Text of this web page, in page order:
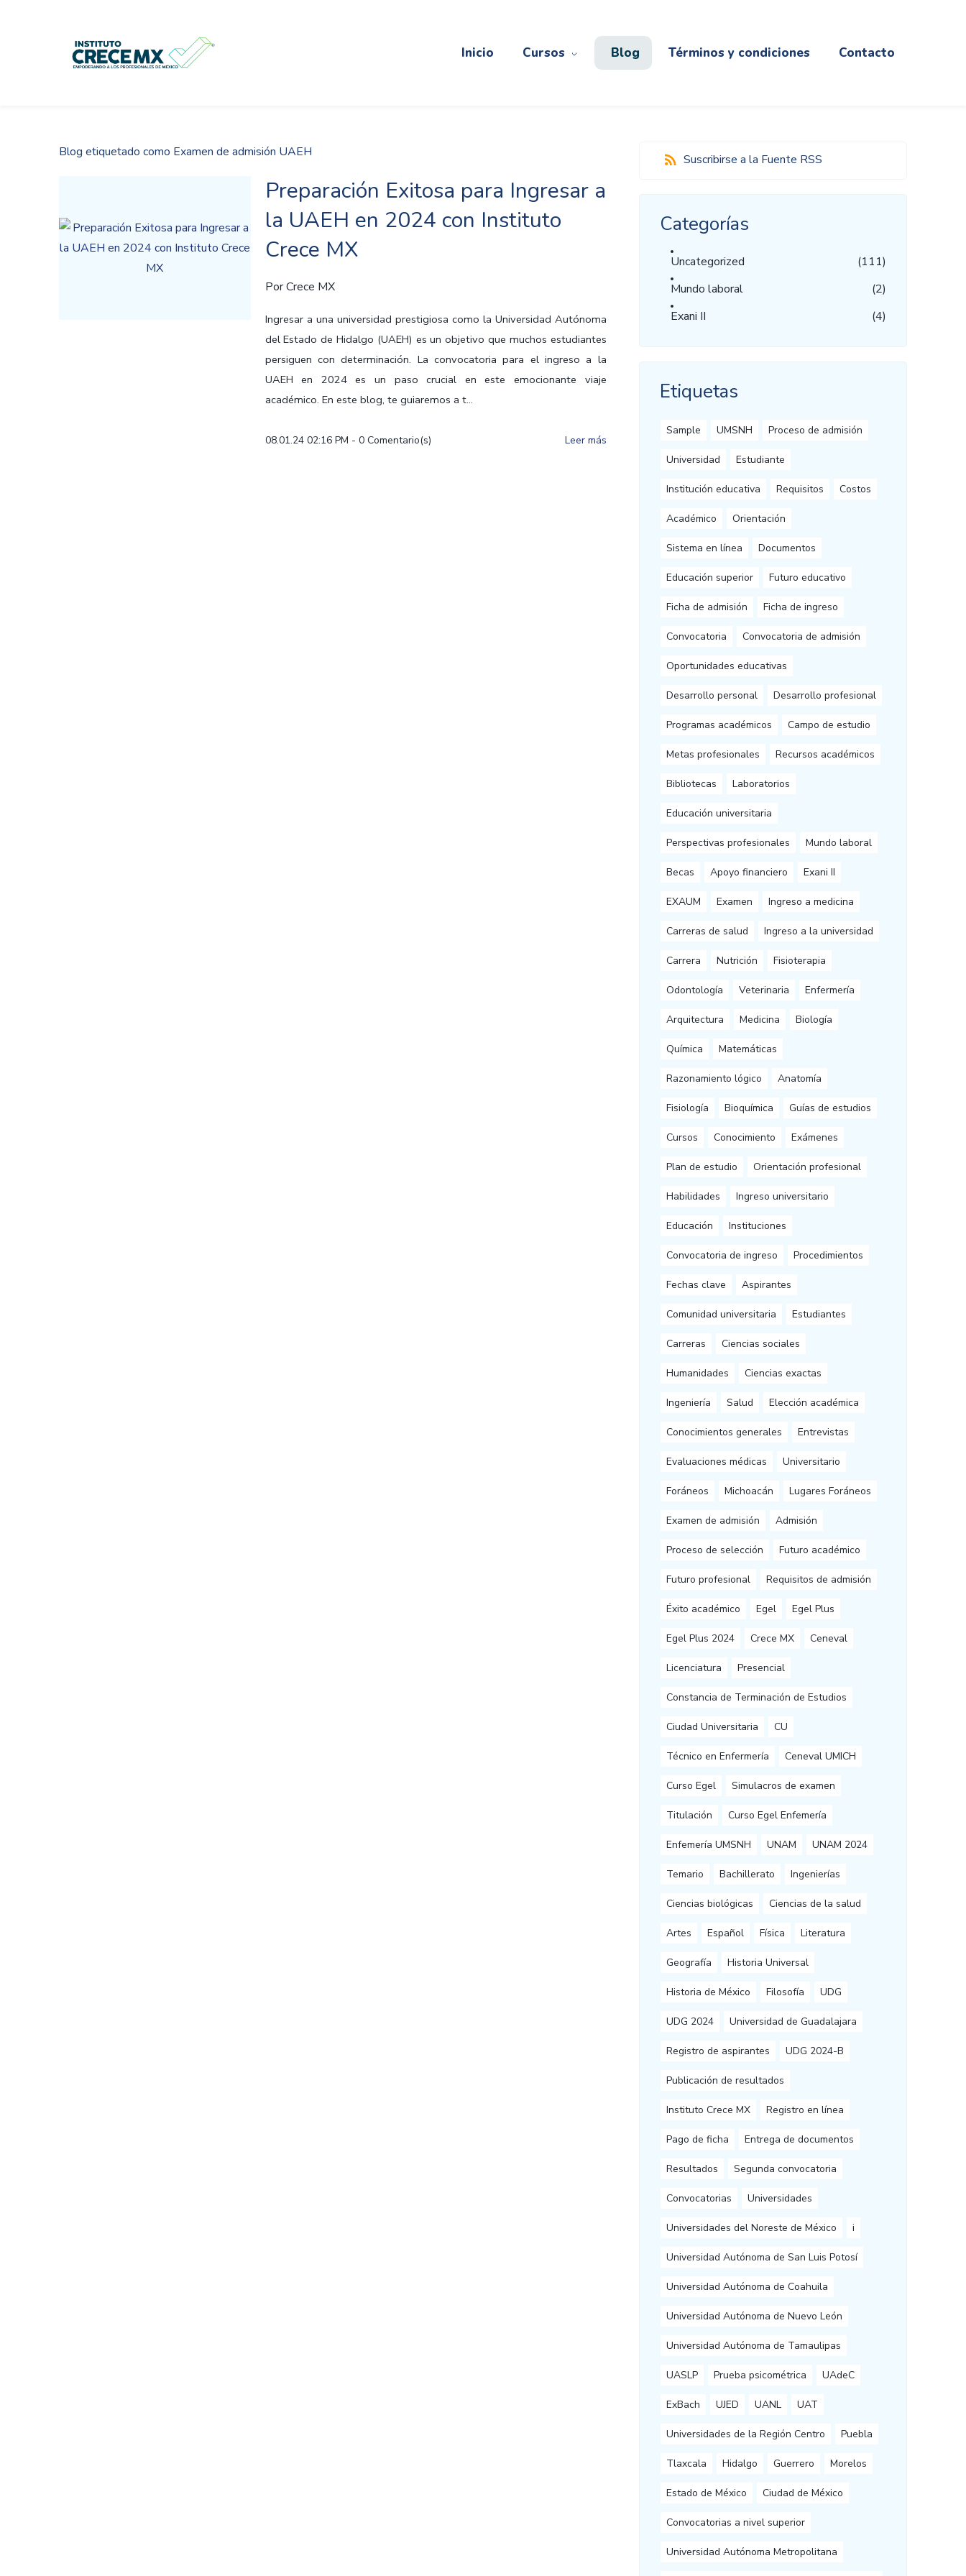
Inicio Cursos Blog Términos y condiciones Contacto
Blog etiquetado como Examen de admisión UAEH
Preparación Exitosa para Ingresar a
la UAEH en 2024 con Instituto
Crece MX
PorCrece MX
Ingresar a una universidad prestigiosa como la Universidad Autónoma
del Estado de Hidalgo (UAEH) es un objetivo que muchos estudiantes
persiguen con determinación. La convocatoria para el ingreso a la
UAEH en 2024 es un paso crucial en este emocionante viaje
académico. En este blog, te guiaremos a t...
08.01.24 02:16 PM - 0Comentario(s) Leer más
Suscribirse a la Fuente RSS
Categorías
Uncategorized
(111)
Mundo laboral
(2)
Exani II
(4)
Etiquetas
Sample UMSNH Proceso de admisión
Universidad Estudiante
Institución educativa Requisitos Costos
Académico Orientación
Sistema en línea Documentos
Educación superior Futuro educativo
Ficha de admisión Ficha de ingreso
Convocatoria Convocatoria de admisión
Oportunidades educativas
Desarrollo personal Desarrollo profesional
Programas académicos Campo de estudio
Metas profesionales Recursos académicos
Bibliotecas Laboratorios
Educación universitaria
Perspectivas profesionales Mundo laboral
Becas Apoyo financiero Exani II
EXAUM Examen Ingreso a medicina
Carreras de salud Ingreso a la universidad
Carrera Nutrición Fisioterapia
Odontología Veterinaria Enfermería
Arquitectura Medicina Biología
Química Matemáticas
Razonamiento lógico Anatomía
Fisiología Bioquímica Guías de estudios
Cursos Conocimiento Exámenes
Plan de estudio Orientación profesional
Habilidades Ingreso universitario
Educación Instituciones
Convocatoria de ingreso Procedimientos
Fechas clave Aspirantes
Comunidad universitaria Estudiantes
Carreras Ciencias sociales
Humanidades Ciencias exactas
Ingeniería Salud Elección académica
Conocimientos generales Entrevistas
Evaluaciones médicas Universitario
Foráneos Michoacán Lugares Foráneos
Examen de admisión Admisión
Proceso de selección Futuro académico
Futuro profesional Requisitos de admisión
Éxito académico Egel Egel Plus
Egel Plus 2024 Crece MX Ceneval
Licenciatura Presencial
Constancia de Terminación de Estudios
Ciudad Universitaria CU
Técnico en Enfermería Ceneval UMICH
Curso Egel Simulacros de examen
Titulación Curso Egel Enfemería
Enfemería UMSNH UNAM UNAM 2024
Temario Bachillerato Ingenierías
Ciencias biológicas Ciencias de la salud
Artes Español Física Literatura
Geografía Historia Universal
Historia de México Filosofía UDG
UDG 2024 Universidad de Guadalajara
Registro de aspirantes UDG 2024-B
Publicación de resultados
Instituto Crece MX Registro en línea
Pago de ficha Entrega de documentos
Resultados Segunda convocatoria
Convocatorias Universidades
Universidades del Noreste de México i
Universidad Autónoma de San Luis Potosí
Universidad Autónoma de Coahuila
Universidad Autónoma de Nuevo León
Universidad Autónoma de Tamaulipas
UASLP Prueba psicométrica UAdeC
ExBach UJED UANL UAT
Universidades de la Región Centro Puebla
Tlaxcala Hidalgo Guerrero Morelos
Estado de México Ciudad de México
Convocatorias a nivel superior
Universidad Autónoma Metropolitana